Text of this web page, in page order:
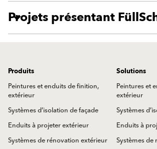
Projets présentant
Produits
Peintures et enduits de finition,
extérieur
Systèmes d’isolation de façade
Enduits à projeter extérieur
Systèmes de rénovation extérieur
Solutions
Peintures et
extérieur
Systèmes
Enduits à
Systèmes